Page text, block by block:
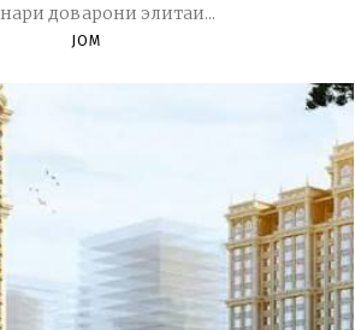
доварони элитаи...
JOM